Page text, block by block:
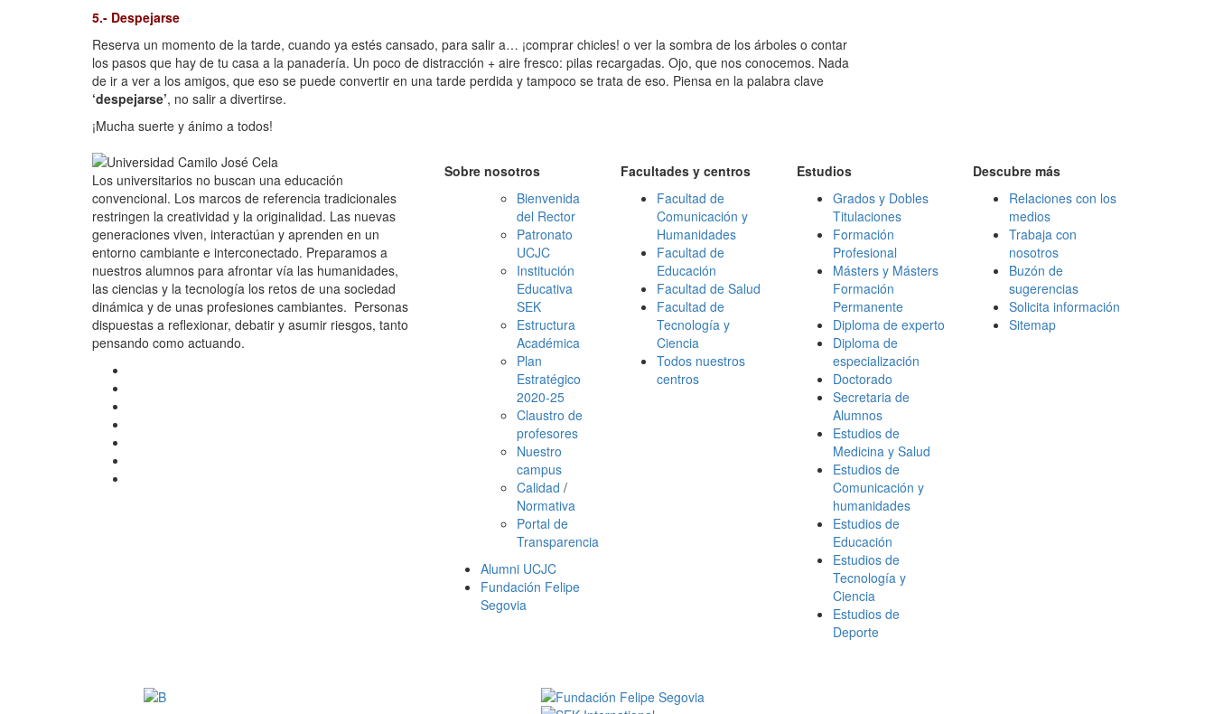
5.- Despejarse
Reserva un momento de la tarde, cuando ya estés cansado, para salir a… ¡comprar chicles! o ver la sombra de los árboles o contar
los pasos que hay de tu casa a la panadería. Un poco de distracción + aire fresco: pilas recargadas. Ojo, que nos conocemos. Nada
de ir a ver a los amigos, que eso se puede convertir en una tarde perdida y tampoco se trata de eso. Piensa en la palabra clave
‘despejarse’, no salir a divertirse.
¡Mucha suerte y ánimo a todos!
Los universitarios no buscan una educación
convencional. Los marcos de referencia tradicionales
restringen la creatividad y la originalidad. Las nuevas
generaciones viven, interactúan y aprenden en un
entorno cambiante e interconectado. Preparamos a
nuestros alumnos para afrontar vía las humanidades,
las ciencias y la tecnología los retos de una sociedad
dinámica y de unas profesiones cambiantes. Personas
dispuestas a reflexionar, debatir y asumir riesgos, tanto
pensando como actuando.
Sobre nosotros
Bienvenida
del Rector
Patronato
UCJC
Institución
Educativa
SEK
Estructura
Académica
Plan
Estratégico
2020-25
Claustro de
profesores
Nuestro
campus
Calidad /
Normativa
Portal de
Transparencia
Alumni UCJC
Fundación Felipe
Segovia
Facultades y centros
Facultad de
Comunicación y
Humanidades
Facultad de
Educación
Facultad de Salud
Facultad de
Tecnología y
Ciencia
Todos nuestros
centros
Estudios
Grados y Dobles
Titulaciones
Formación
Profesional
Másters y Másters
Formación
Permanente
Diploma de experto
Diploma de
especialización
Doctorado
Secretaria de
Alumnos
Estudios de
Medicina y Salud
Estudios de
Comunicación y
humanidades
Estudios de
Educación
Estudios de
Tecnología y
Ciencia
Estudios de
Deporte
Descubre más
Relaciones con los
medios
Trabaja con
nosotros
Buzón de
sugerencias
Solicita información
Sitemap